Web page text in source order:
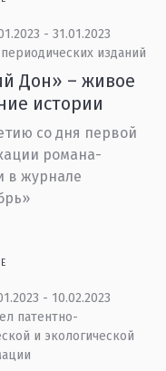
- 31.01.2023
изданий
Дон» – живое
истории
со дня первой
романа-
в журнале
- 10.02.2023
патентно-
и экологической